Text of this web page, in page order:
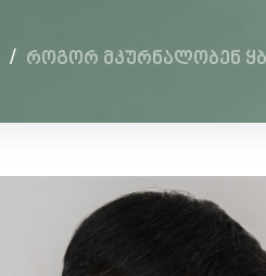
/ როგორ მკურნალობენ